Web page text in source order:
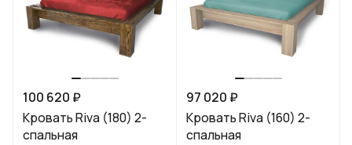
100 620 ₽
Кровать Riva (180) 2-
спальная
97 020 ₽
Кровать Riva (160) 2-
спальная